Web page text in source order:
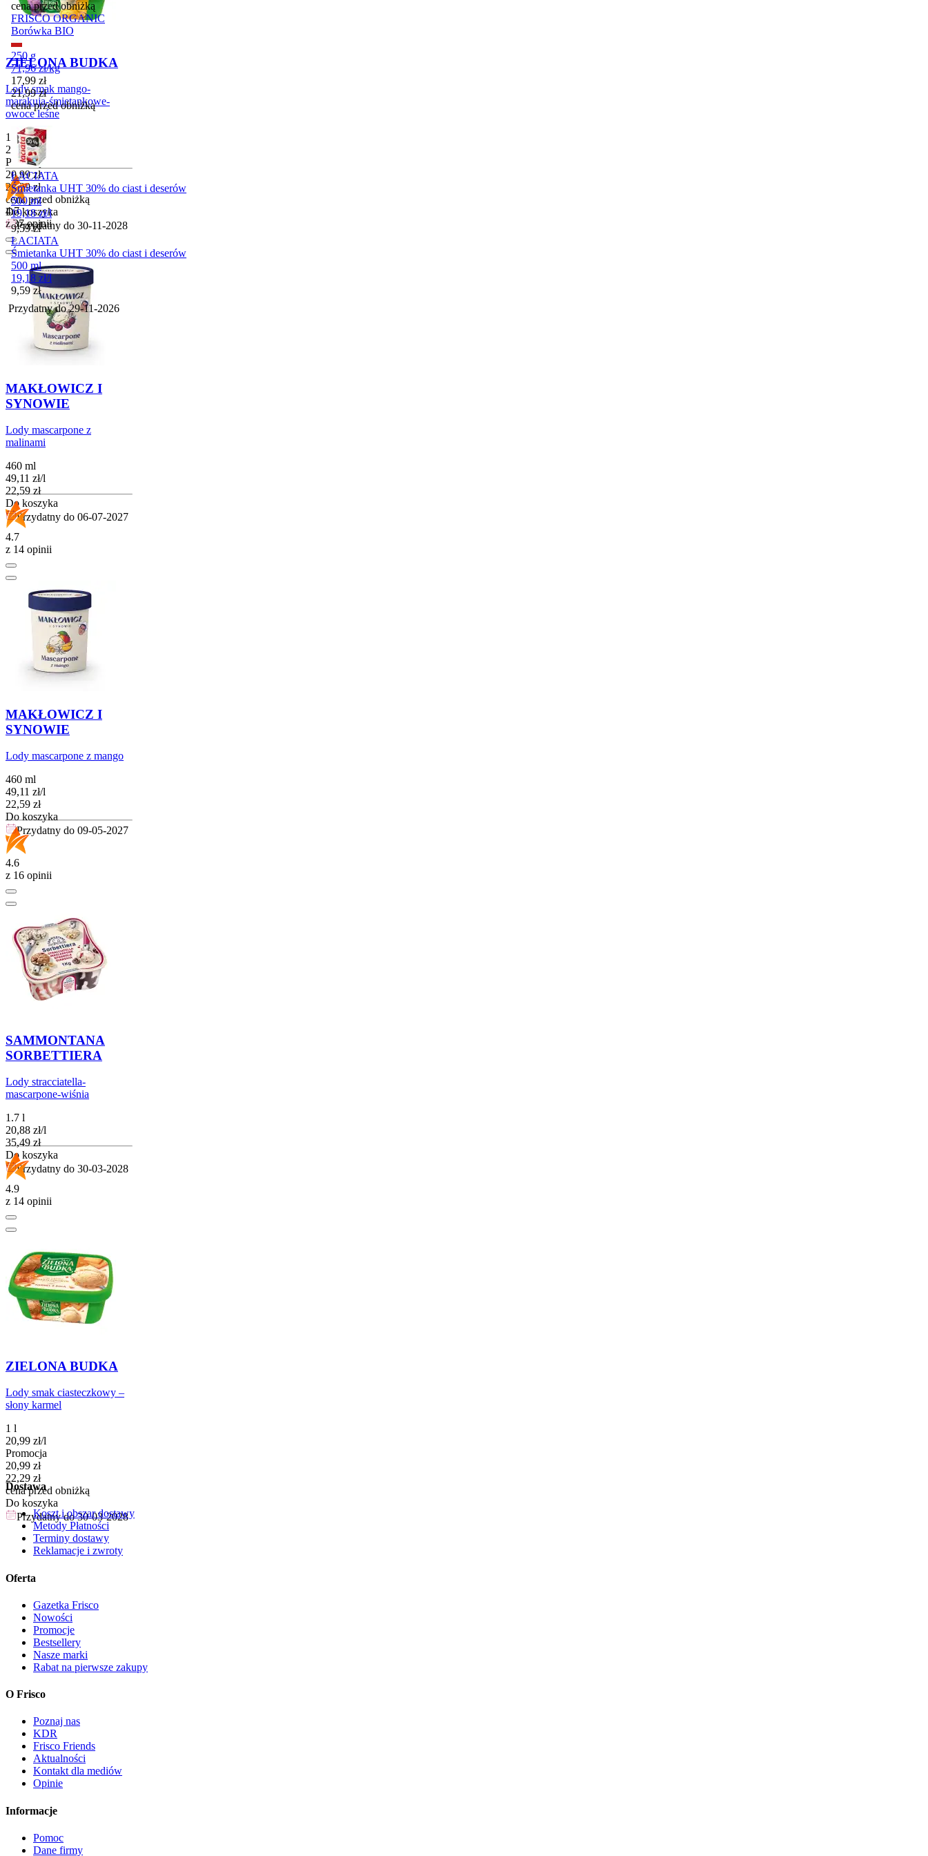
cena przed obniżką
FRISCO ORGANIC
Borówka BIO
250 g
71,96 zł/kg
Cena promocyjna
17,99 zł
21,99 zł
cena przed obniżką
ŁACIATA
Śmietanka UHT 30% do ciast i deserów
500 ml
19,18 zł/l
Cena
9,59 zł
ŁACIATA
Śmietanka UHT 30% do ciast i deserów
500 ml
19,18 zł/l
Cena
9,59 zł
Przydatny do29-11-2026
ZIELONA BUDKA
Lody smak mango-
marakuja-śmietankowe-
owoce leśne
1 l
20,99 zł/l
Promocja
Cena promocyjna
20,99 zł
22,29 zł
cena przed obniżką
Do koszyka
Przydatny do 30-11-2028
4.7
z 37 opinii
MAKŁOWICZ I
SYNOWIE
Lody mascarpone z
malinami
460 ml
49,11 zł/l
Cena
22,59 zł
Do koszyka
Przydatny do 06-07-2027
4.7
z 14 opinii
MAKŁOWICZ I
SYNOWIE
Lody mascarpone z mango
460 ml
49,11 zł/l
Cena
22,59 zł
Do koszyka
Przydatny do 09-05-2027
4.6
z 16 opinii
SAMMONTANA
SORBETTIERA
Lody stracciatella-
mascarpone-wiśnia
1.7 l
20,88 zł/l
Cena
35,49 zł
Do koszyka
Przydatny do 30-03-2028
4.9
z 14 opinii
ZIELONA BUDKA
Lody smak ciasteczkowy –
słony karmel
1 l
20,99 zł/l
Promocja
Cena promocyjna
20,99 zł
22,29 zł
cena przed obniżką
Do koszyka
Przydatny do30-03-2028
Dostawa
Koszt i obszar dostawy
Metody Płatności
Terminy dostawy
Reklamacje i zwroty
Oferta
Gazetka Frisco
Nowości
Promocje
Bestsellery
Nasze marki
Rabat na pierwsze zakupy
O Frisco
Poznaj nas
KDR
Frisco Friends
Aktualności
Kontakt dla mediów
Opinie
Informacje
Pomoc
Dane firmy